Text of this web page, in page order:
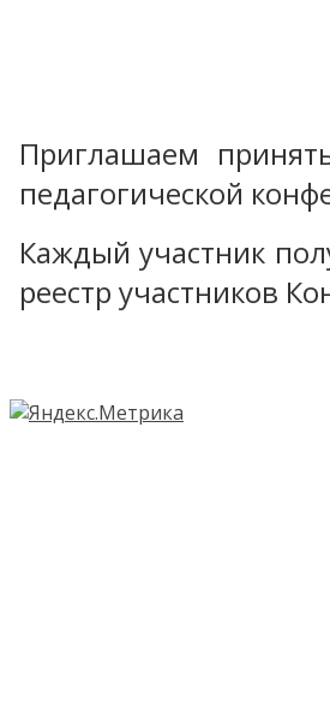
Приглашаем
педагогической
Каждый участник
реестр участников